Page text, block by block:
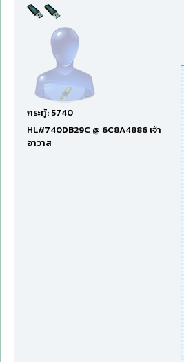
กระทู้: 5740
HL#740DB29C @ 6C8A4886 เจ้า
อาวาส